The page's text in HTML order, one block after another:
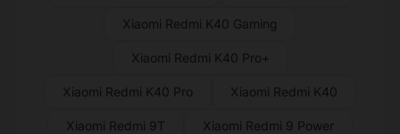
Xiaomi Redmi K40 Gaming
Xiaomi Redmi K40 Pro+
Xiaomi Redmi K40 Pro Xiaomi Redmi K40
Xiaomi Redmi 9T Xiaomi Redmi 9 Power